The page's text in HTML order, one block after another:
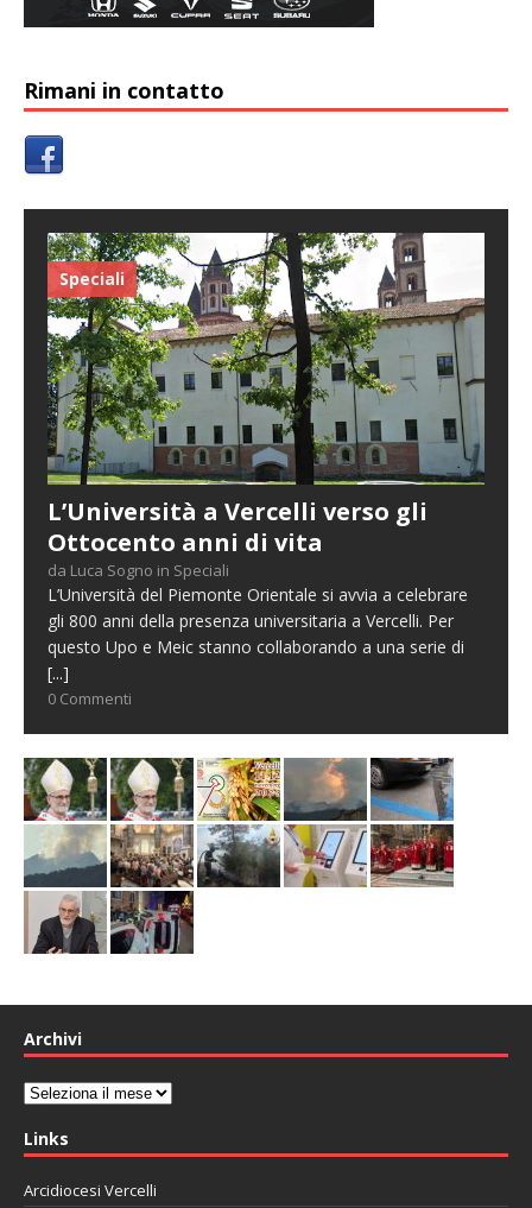
Rimani in contatto
Speciali
L’Università a Vercelli verso gli
Ottocento anni di vita
da Luca Sogno in Speciali
L’Università del Piemonte Orientale si avvia a celebrare
gli 800 anni della presenza universitaria a Vercelli. Per
questo Upo e Meic stanno collaborando a una serie di
[...]
0 Commenti
Archivi
Archivi
Links
Arcidiocesi Vercelli